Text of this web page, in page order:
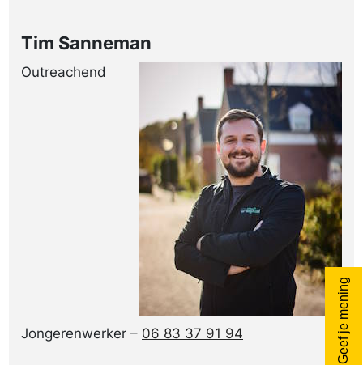
Tim Sanneman
Outreachend
Jongerenwerker – 06 83 37 91 94 Geef je mening